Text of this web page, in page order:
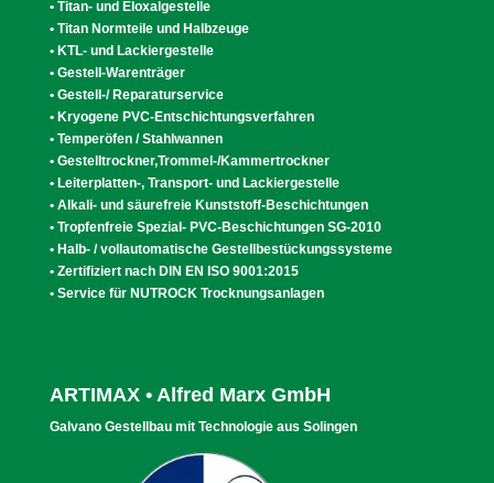
• Titan- und Eloxalgestelle
• Titan Normteile und Halbzeuge
• KTL- und Lackiergestelle
• Gestell-Warenträger
• Gestell-/ Reparaturservice
• Kryogene PVC-Entschichtungsverfahren
• Temperöfen / Stahlwannen
• Gestelltrockner,Trommel-/Kammertrockner
• Leiterplatten-, Transport- und Lackiergestelle
• Alkali- und säurefreie Kunststoff-Beschichtungen
• Tropfenfreie Spezial- PVC-Beschichtungen SG-2010
• Halb- / vollautomatische Gestellbestückungssysteme
• Zertifiziert nach DIN EN ISO 9001:2015
• Service für NUTROCK Trocknungsanlagen
ARTIMAX • Alfred Marx GmbH
Galvano Gestellbau mit Technologie aus Solingen